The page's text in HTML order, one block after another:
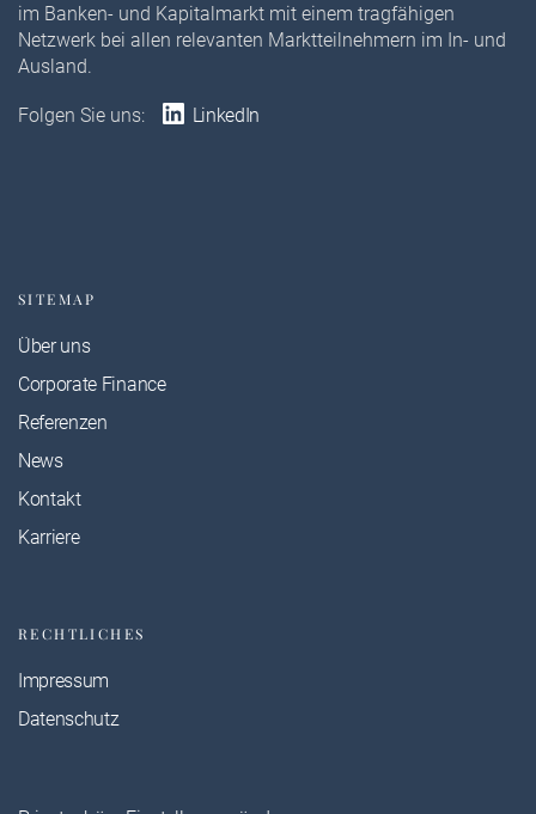
im Banken- und Kapitalmarkt mit einem tragfähigen
Netzwerk bei allen relevanten Marktteilnehmern im In- und
Ausland.
Folgen Sie uns: LinkedIn
SITEMAP
Über uns
Corporate Finance
Referenzen
News
Kontakt
Karriere
RECHTLICHES
Impressum
Datenschutz